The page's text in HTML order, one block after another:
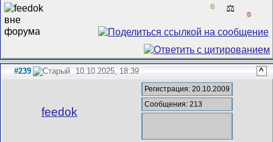
0 ⚖️
0
#239 10.10.2025, 18:39 ^
feedok
Регистрация: 20.10.2009
Сообщения: 213